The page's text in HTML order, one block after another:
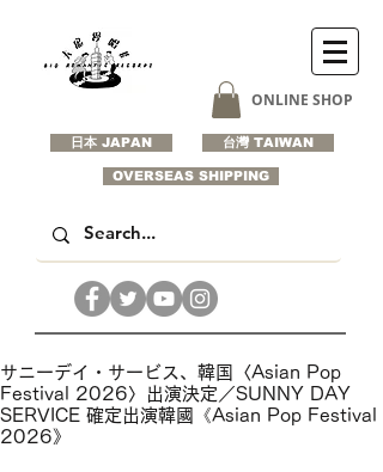
日本 JAPAN
ONLINE SHOP
台灣 TAIWAN
OVERSEAS SHIPPING
サニーデイ・サービス、韓国〈Asian Pop
Festival 2026〉出演決定／SUNNY DAY
SERVICE 確定出演韓國《Asian Pop Festival
2026》